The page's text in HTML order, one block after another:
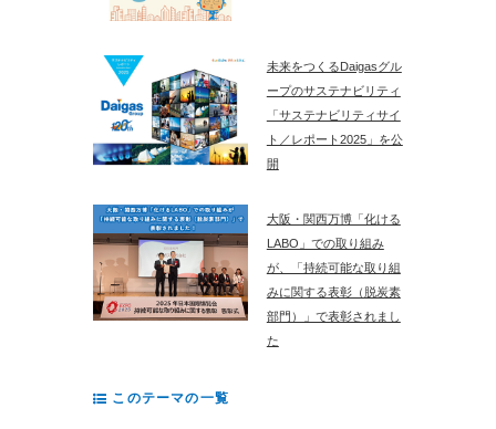
未来をつくるDaigasグル
ープのサステナビリティ
「サステナビリティサイ
ト／レポート2025」を公
開
大阪・関西万博「化ける
LABO」での取り組み
が、「持続可能な取り組
みに関する表彰（脱炭素
部門）」で表彰されまし
た
このテーマの一覧